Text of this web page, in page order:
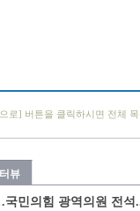
로] 버튼을 클릭하시면 전체
뷰
민의힘 광역의원 전석